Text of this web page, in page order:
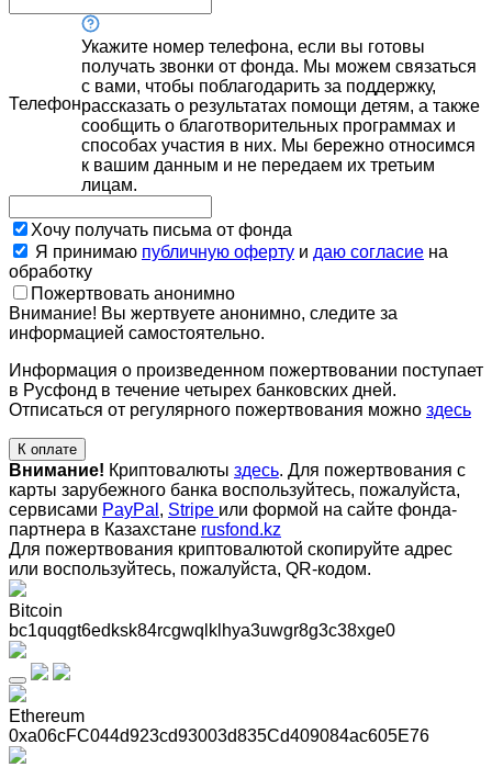
Телефон
Укажите номер телефона, если вы готовы
получать звонки от фонда. Мы можем связаться
с вами, чтобы поблагодарить за поддержку,
рассказать о результатах помощи детям, а также
сообщить о благотворительных программах и
способах участия в них. Мы бережно относимся
к вашим данным и не передаем их третьим
лицам.
Хочу получать письма от фонда
Я принимаю публичную оферту и даю согласие на
обработку
Пожертвовать анонимно
Внимание! Вы жертвуете анонимно, следите за
информацией самостоятельно.
Информация о произведенном пожертвовании поступает
в Русфонд в течение четырех банковских дней.
Отписаться от регулярного пожертвования можно здесь
К оплате
Внимание! Криптовалюты здесь. Для пожертвования с
карты зарубежного банка воспользуйтесь, пожалуйста,
сервисами PayPal , Stripe или формой на сайте фонда-
партнера в Казахстане rusfond.kz
Для пожертвования криптовалютой скопируйте адрес
или воспользуйтесь, пожалуйста, QR-кодом.
Bitcoin
bc1quqgt6edksk84rcgwqlklhya3uwgr8g3c38xge0
Ethereum
0xa06cFC044d923cd93003d835Cd409084ac605E76